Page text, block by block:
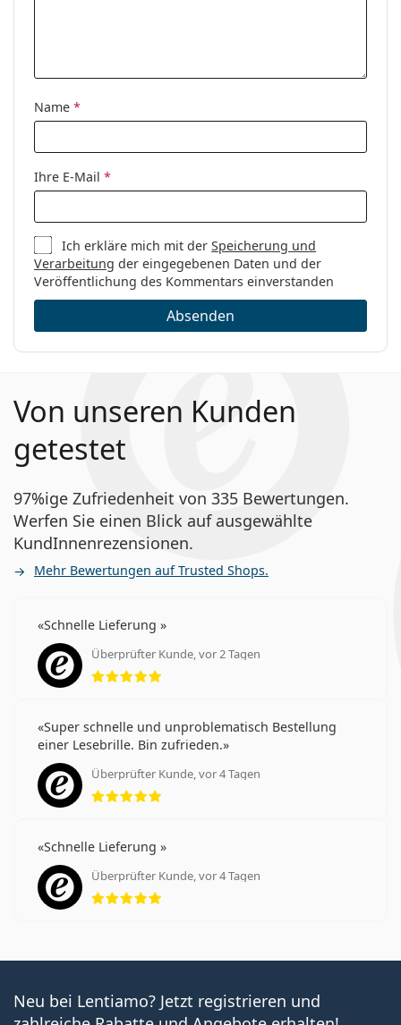
Marke:
Persol
Code:
Name *
Ihre E-Mail *
Ich erkläre mich mit derSpeicherung und
Verarbeitung der eingegebenen Daten und der
Veröffentlichung des Kommentars einverstanden
Absenden
Von unseren Kunden
getestet
97%ige Zufriedenheit von 335 Bewertungen.
Werfen Sie einen Blick auf ausgewählte
KundInnenrezensionen.
Mehr Bewertungen auf Trusted Shops.
Schnelle Lieferung
Überprüfter Kunde, vor 2 Tagen
Bewertung 5 aus 5
Super schnelle und unproblematisch Bestellung
einer Lesebrille. Bin zufrieden.
Überprüfter Kunde, vor 4 Tagen
Bewertung 5 aus 5
Schnelle Lieferung
Überprüfter Kunde, vor 4 Tagen
Bewertung 5 aus 5
Neu bei Lentiamo? Jetzt registrieren und